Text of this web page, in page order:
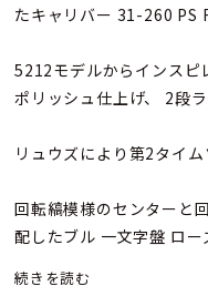
たキャリバー 31-260 PS
5212モデルからインス
ポリッシュ仕上げ、 2段
リュウズにより第2タイ
回転縞模様のセンターと
配したブル 一文字盤 ロ